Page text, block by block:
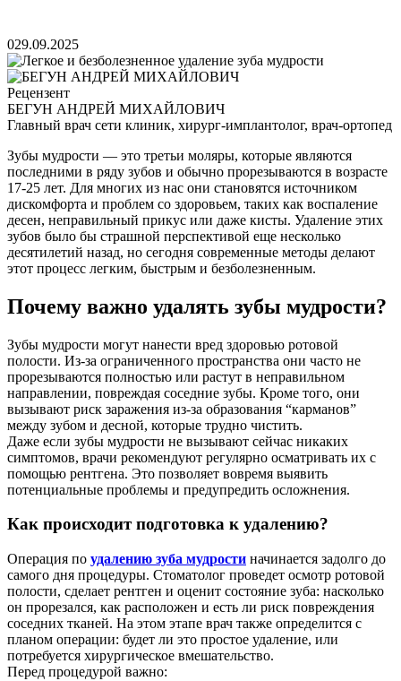
029.09.2025
Рецензент
БЕГУН АНДРЕЙ МИХАЙЛОВИЧ
Главный врач сети клиник, хирург-имплантолог, врач-ортопед
Зубы мудрости — это третьи моляры, которые являются
последними в ряду зубов и обычно прорезываются в возрасте
17-25 лет. Для многих из нас они становятся источником
дискомфорта и проблем со здоровьем, таких как воспаление
десен, неправильный прикус или даже кисты. Удаление этих
зубов было бы страшной перспективой еще несколько
десятилетий назад, но сегодня современные методы делают
этот процесс легким, быстрым и безболезненным.
Почему важно удалять зубы мудрости?
Зубы мудрости могут нанести вред здоровью ротовой
полости. Из-за ограниченного пространства они часто не
прорезываются полностью или растут в неправильном
направлении, повреждая соседние зубы. Кроме того, они
вызывают риск заражения из-за образования “карманов”
между зубом и десной, которые трудно чистить.
Даже если зубы мудрости не вызывают сейчас никаких
симптомов, врачи рекомендуют регулярно осматривать их с
помощью рентгена. Это позволяет вовремя выявить
потенциальные проблемы и предупредить осложнения.
Как происходит подготовка к удалению?
Операция по удалению зуба мудрости начинается задолго до
самого дня процедуры. Стоматолог проведет осмотр ротовой
полости, сделает рентген и оценит состояние зуба: насколько
он прорезался, как расположен и есть ли риск повреждения
соседних тканей. На этом этапе врач также определится с
планом операции: будет ли это простое удаление, или
потребуется хирургическое вмешательство.
Перед процедурой важно: